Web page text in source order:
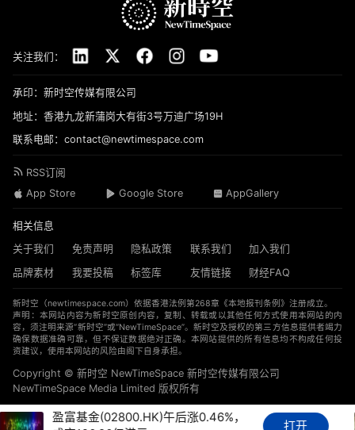
关注我们：
承印：新时空传媒有限公司
地址：香港九龙新蒲岗大有街3号万迪广场19H
联系电邮：contact@newtimespace.com
RSS订阅
App Store
Google Store AppGallery
相关信息
关于我们
免责声明 隐私政策 联系我们
加入我们
品牌素材
我要投稿 标签库 友情链接 财经FAQ
新时空（newtimespace.com）依据香港法例第268章《本地报刊条例》注册成立。
声明：本网站内容为新时空原创内容，复制、转载或以其他任何方式使用本网站的内
容，须注明来源“新时空”或“NewTimeSpace”。新时空及授权的第三方信息提供者竭力
确保数据准确可靠，但不保证数据绝对正确。本网站提供的所有信息均不构成任何投
资建议，使用本网站的风险由阁下自身承担。
Copyright © 新时空 ‌NewTimeSpace 新时空传媒有限公司
NewTimeSpace Media Limited 版权所有
南方两倍做多海力士(07709.HK)午后
打开